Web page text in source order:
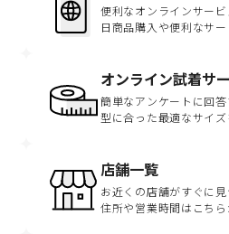
便利なオンラインサー
日商品購入や便利なサー
オンライン試着サ
簡単なアンケートに回
型に合った最適なサイズ
店舗一覧
お近くの店舗がすぐに見
住所や営業時間はこちら